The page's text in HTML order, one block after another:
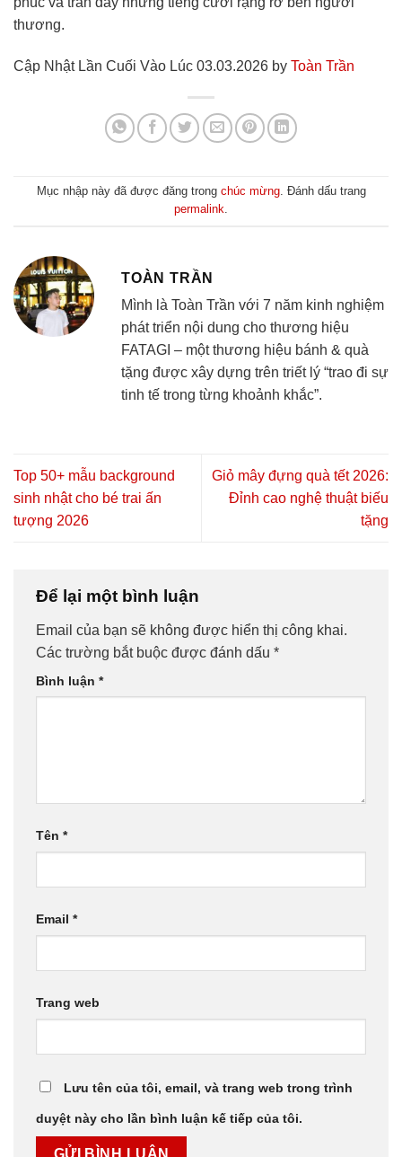
thương.
Cập Nhật Lần Cuối Vào Lúc 03.03.2026 by Toàn Trần
Mục nhập này đã được đăng trong chúc mừng. Đánh dấu trang
permalink.
TOÀN TRẦN
Mình là Toàn Trần với 7 năm kinh nghiệm
phát triển nội dung cho thương hiệu
FATAGI – một thương hiệu bánh & quà
tặng được xây dựng trên triết lý “trao đi sự
tinh tế trong từng khoảnh khắc”.
Top 50+ mẫu background
sinh nhật cho bé trai ấn
tượng 2026
Giỏ mây đựng quà tết 2026:
Đỉnh cao nghệ thuật biếu
tặng
Để lại một bình luận
Email của bạn sẽ không được hiển thị công khai.
Các trường bắt buộc được đánh dấu *
Bình luận *
Tên *
Email *
Trang web
Lưu tên của tôi, email, và trang web trong trình
duyệt này cho lần bình luận kế tiếp của tôi.